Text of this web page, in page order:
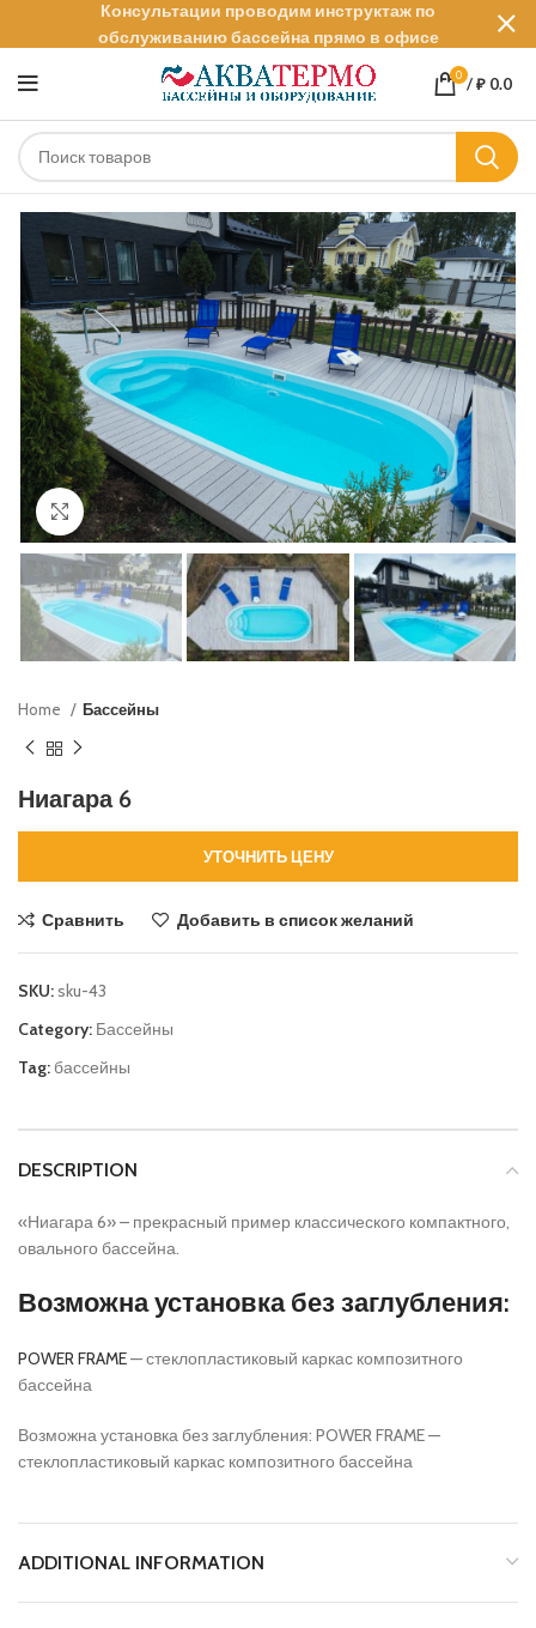
0 /₽ 0.0
Нажмите, чтобы увеличить
Home Бассейны
Ниагара 6
УТОЧНИТЬ ЦЕНУ
Сравнить Добавить в список желаний
SKU:sku-43
Category: Бассейны
Tag: бассейны
DESCRIPTION
«Ниагара 6» – прекрасный пример классического компактного,
овального бассейна.
Возможна установка без заглубления:
POWER FRAME— стеклопластиковый каркас композитного
бассейна
Возможна установка без заглубления: POWER FRAME —
стеклопластиковый каркас композитного бассейна
ADDITIONAL INFORMATION
Консультации проводим инструктаж по
обслуживанию бассейна прямо в офисе